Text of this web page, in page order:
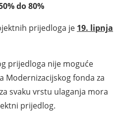
do 80%
prijedloga je 19. lipnja
prijedloga nije moguće
Modernizacijskogfonda za
svaku vrstu ulaganja mora
prijedlog.